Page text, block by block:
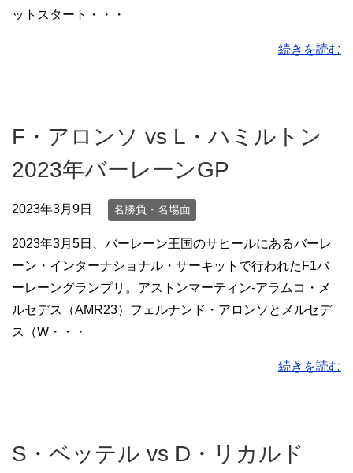
ットスタート・・・
続きを読む
F・アロンソ vs L・ハミルトン
2023年バーレーンGP
2023年3月9日 名勝負・名場面
2023年3月5日、バーレーン王国のサヒールにあるバーレ
ーン・インターナショナル・サーキットで行われたF1バ
ーレーングランプリ。アストンマーティン-アラムコ・メ
ルセデス（AMR23）フェルナンド・アロンソとメルセデ
ス（W・・・
続きを読む
S・ベッテル vs D・リカルド